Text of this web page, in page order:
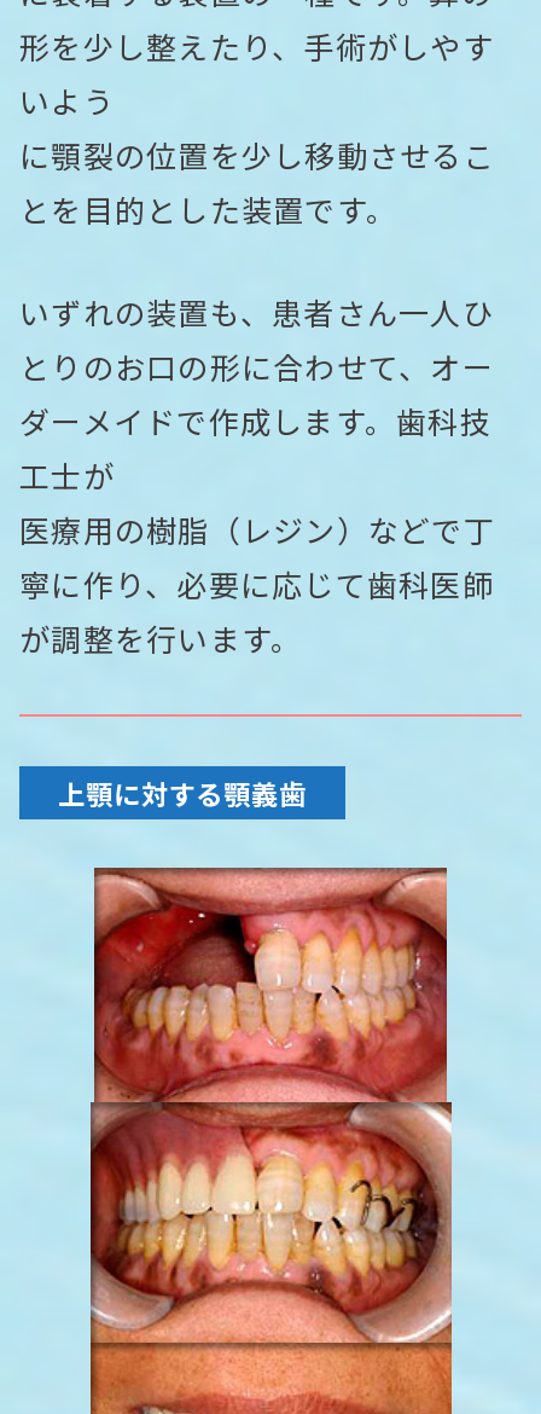
形を少し整えたり、手術がしやす
いよう
に顎裂の位置を少し移動させるこ
とを目的とした装置です。
いずれの装置も、患者さん一人ひ
とりのお口の形に合わせて、オー
ダーメイドで作成します。歯科技
工士が
医療用の樹脂（レジン）などで丁
寧に作り、必要に応じて歯科医師
が調整を行います。
上顎に対する顎義歯